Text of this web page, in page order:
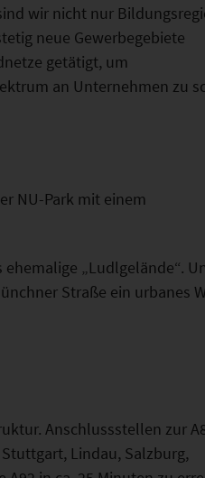
wir nicht nur
neue Gewerbegebiete
getätigt, um
an Unternehmen zu
NU-Park mit einem
„Ludlgelände“.
Straße ein urbanes
Anschlussstellen zur
Lindau, Salzburg,